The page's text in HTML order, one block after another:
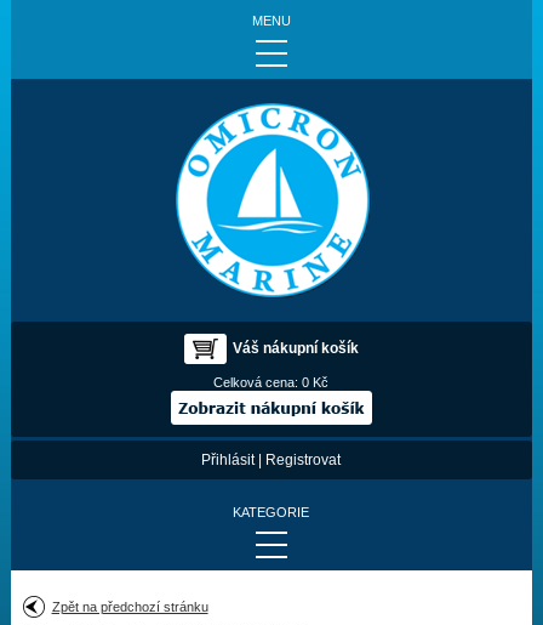
MENU
Váš nákupní košík
Celková cena:0 Kč
Přihlásit| Registrovat
KATEGORIE
Zpět na předchozí stránku